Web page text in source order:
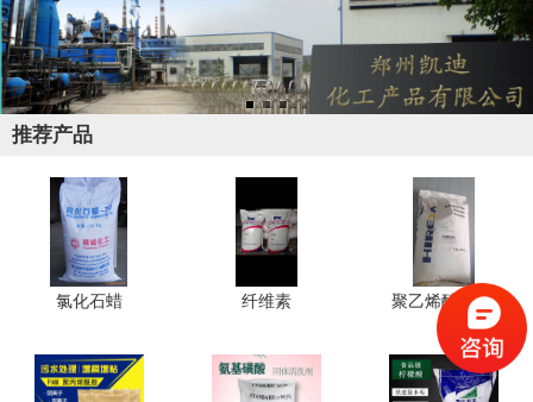
推荐产品
氯化石蜡 纤维素 聚乙烯醇2488